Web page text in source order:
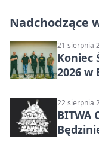
Nadchodzące
21 sierpnia
Koniec
2026 w
22 sierpnia
BITWA